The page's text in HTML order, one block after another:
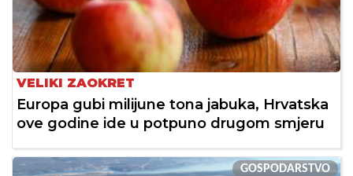
VELIKI ZAOKRET
Europa gubi milijune tona jabuka, Hrvatska
ove godine ide u potpuno drugom smjeru
GOSPODARSTVO